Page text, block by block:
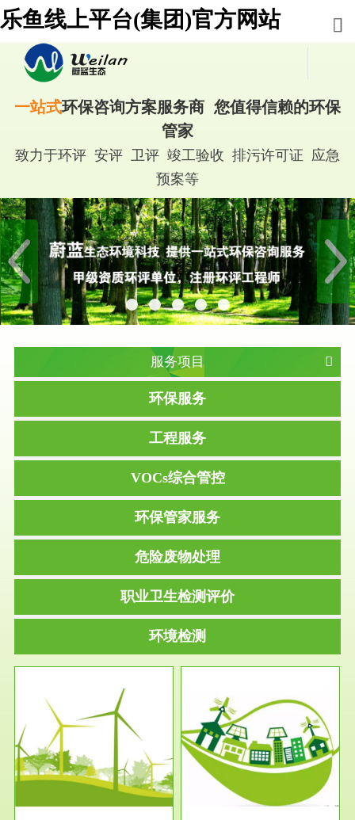
乐鱼线上平台(集团)官方网站
一站式环保咨询方案服务商 您值得信赖的环保
管家
致力于环评 安评 卫评 竣工验收 排污许可证 应急
预案等
服务项目
环保服务
工程服务
VOCs综合管控
环保管家服务
危险废物处理
职业卫生检测评价
环境检测
服务范围
环保竣工验收
根据《建设项目环境保护管理条
例》第十七条 编制环境影响报